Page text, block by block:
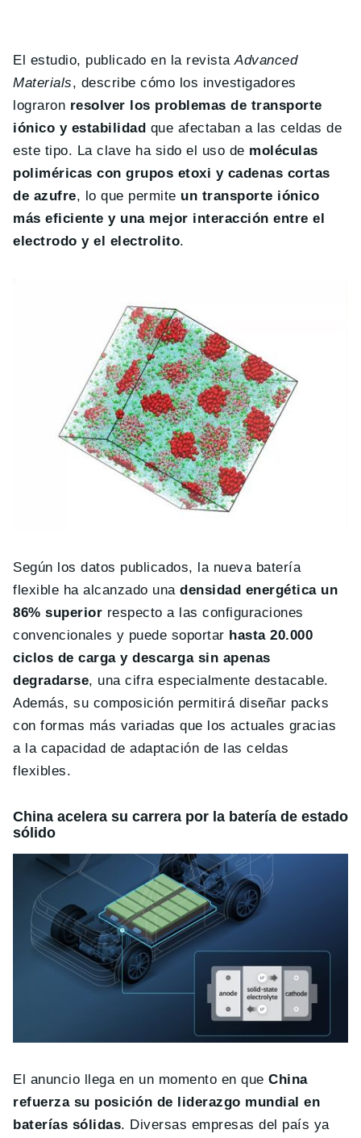
El estudio, publicado en la revistaAdvanced
Materials, describe cómo los investigadores
lograron resolver los problemas de transporte
iónico y estabilidad que afectaban a las celdas de
este tipo. La clave ha sido el uso de moléculas
poliméricas con grupos etoxi y cadenas cortas
de azufre, lo que permite un transporte iónico
más eficiente y una mejor interacción entre el
electrodo y el electrolito.
Según los datos publicados, la nueva batería
flexible ha alcanzado unadensidad energética un
86% superior respecto a las configuraciones
convencionales y puede soportar hasta 20.000
ciclos de carga y descarga sin apenas
degradarse, una cifra especialmente destacable.
Además, su composición permitirá diseñar packs
con formas más variadas que los actuales gracias
a la capacidad de adaptación de las celdas
flexibles.
China acelera su carrera por la batería de estado
sólido
El anuncio llega en un momento en queChina
refuerza su posición de liderazgo mundial en
baterías sólidas. Diversas empresas del país ya